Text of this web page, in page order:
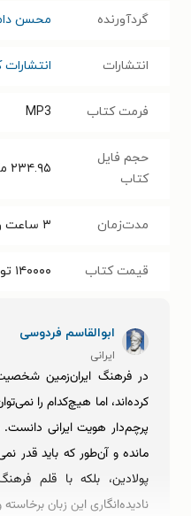
گردآورنده محسن
انتشارات
فرمت کتاب MP3
حجم فایل
کتاب
۲۳۴.۹۵
مدت‌زمان ۳ ساعت و ۴۸ دقیقه
قیمت کتاب ۱۴۰۰۰۰
ابوالقاسم فردوسی
ایرانی
در فرهنگ ایران‌زمین
کرده‌اند، اما هیچ‌کدام را
پرچم‌دار هویت ایرانی
مانده و آن‌طور که باید قدر
پولادین، بلکه با قلم
نادیده‌انگاری این زبان